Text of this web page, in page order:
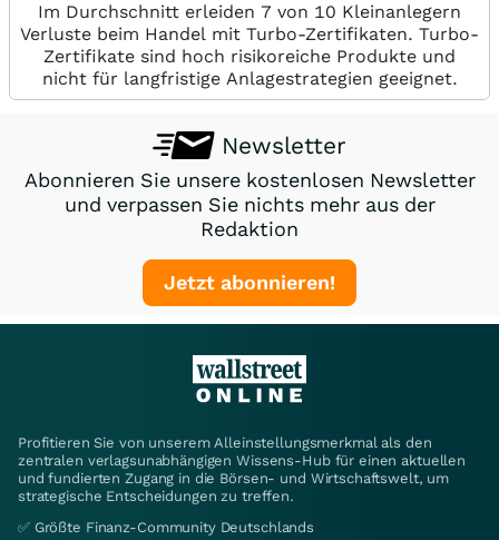
Im Durchschnitt erleiden 7 von 10 Kleinanlegern
Verluste beim Handel mit Turbo-Zertifikaten. Turbo-
Zertifikate sind hoch risikoreiche Produkte und
nicht für langfristige Anlagestrategien geeignet.
Newsletter
Abonnieren Sie unsere kostenlosen Newsletter
und verpassen Sie nichts mehr aus der
Redaktion
Jetzt abonnieren!
Profitieren Sie von unserem Alleinstellungsmerkmal als den
zentralen verlagsunabhängigen Wissens-Hub für einen aktuellen
und fundierten Zugang in die Börsen- und Wirtschaftswelt, um
strategische Entscheidungen zu treffen.
✅ Größte Finanz-Community Deutschlands